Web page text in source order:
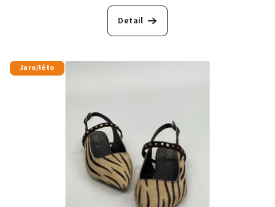
Detail
Jaro/léto